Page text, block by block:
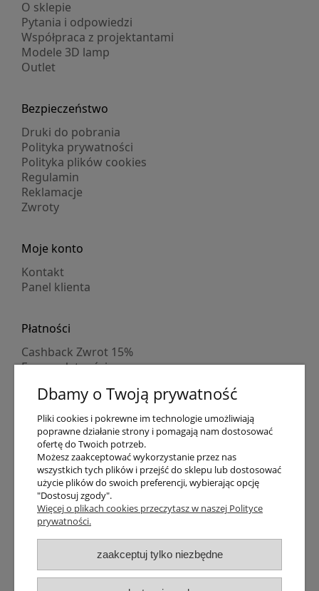
O sklepie
Pytania i odpowiedzi
Współpraca z projektantami
Modele 3D lamp
Outlet
Bezpieczeństwo
Druki do pobrania
Polityka prywatności
Polityka plików cookies
Regulamin
Reklamacje
Zwroty
Moje konto
Kontakt
Panel klienta
Płatności
Cashback Zwrot 15%
Formy płatności
Numer konta
PayPo kupujesz, nie płacisz
Progi rabatowe
Promocje
Dostawa
Czas wysyłki
Dostawa
Śledzenie przesyłki GLS
Śledzenie przesyłki DPD
Shipping abroad
Dbamy o Twoją prywatność
Pliki cookies i pokrewne im technologie umożliwiają
poprawne działanie strony i pomagają nam dostosować
ofertę do Twoich potrzeb.
Możesz zaakceptować wykorzystanie przez nas
wszystkich tych plików i przejść do sklepu lub dostosować
użycie plików do swoich preferencji, wybierając opcję
"Dostosuj zgody".
Więcej o plikach cookies przeczytasz w naszej Polityce
prywatności.
zaakceptuj tylko niezbędne